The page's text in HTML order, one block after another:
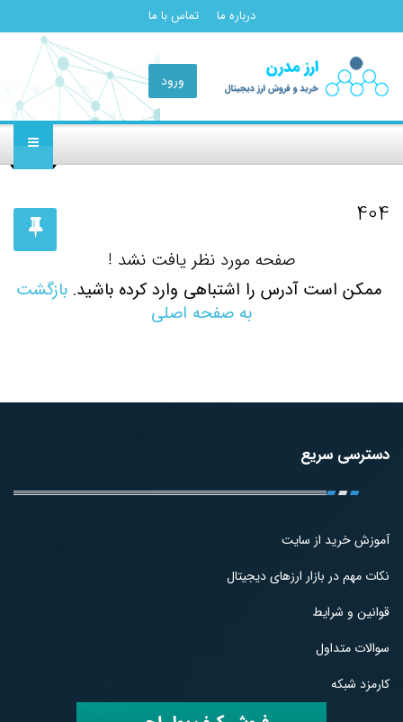
درباره ما تماس با ما
ورود
404
صفحه مورد نظر یافت نشد !
ممکن است آدرس را اشتباهی وارد کرده باشید. بازگشت
به صفحه اصلی
دسترسی سریع
آموزش خرید از سایت
نکات مهم در بازار ارزهای دیجیتال
قوانین و شرایط
سوالات متداول
کارمزد شبکه